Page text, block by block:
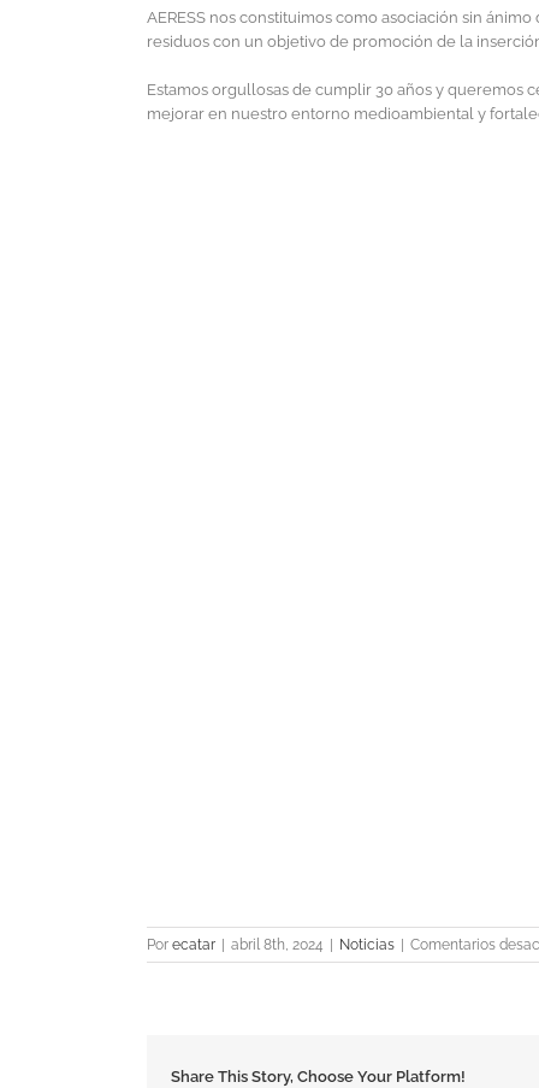
AERESS nos constituimos como asociación sin
residuos con un objetivo de promoción de la
Estamos orgullosas de cumplir 30 años y queremos
mejorar en nuestro entorno medioambiental y
Por ecatar abril 8th, 2024 Noticias Comentarios
Share This Story, Choose Your Platform!